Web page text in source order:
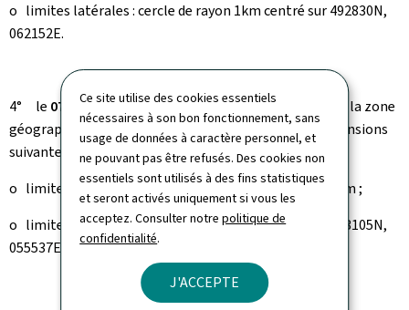
Ce site utilise des cookies essentiels
nécessaires à son bon fonctionnement, sans
usage de données à caractère personnel, et
ne pouvant pas être refusés. Des cookies non
essentiels sont utilisés à des fins statistiques
et seront activés uniquement si vous les
acceptez. Consulter notrepolitique de
confidentialité.
J'ACCEPTE
o limites latérales : cercle de rayon 1km centré sur 492830N,
062152E.
4° le 07 juin 2026 de 10.00 heures à 15.30 heures
dans la zone
géographique «
EL-UAS-TEVT-2026-05
» ayant les dimensions
suivantes :
o limites verticales: du sol jusqu’à une hauteur de 120 m ;
o limites latérales : cercle de rayon 1km centré sur 493105N,
055537E.